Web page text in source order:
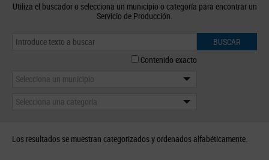
Utiliza el buscador o selecciona un municipio o categoría para encontrar un
Servicio de Producción.
BUSCAR
Contenido exacto
Selecciona un municipio
Selecciona una categoría
Los resultados se muestran categorizados y ordenados alfabéticamente.